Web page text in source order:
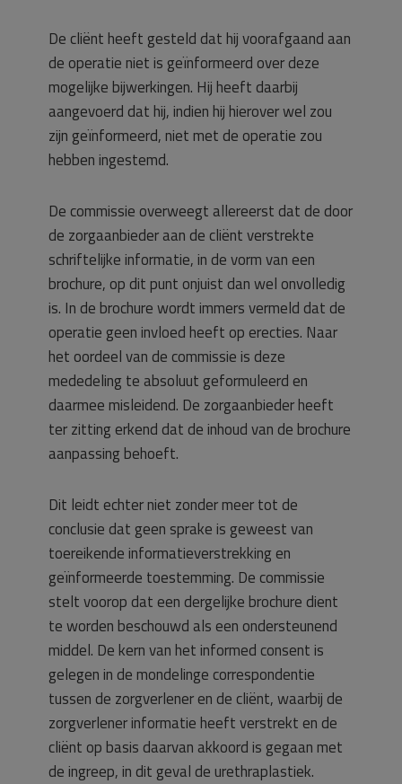
De cliënt heeft gesteld dat hij voorafgaand aan
de operatie niet is geïnformeerd over deze
mogelijke bijwerkingen. Hij heeft daarbij
aangevoerd dat hij, indien hij hierover wel zou
zijn geïnformeerd, niet met de operatie zou
hebben ingestemd.
De commissie overweegt allereerst dat de door
de zorgaanbieder aan de cliënt verstrekte
schriftelijke informatie, in de vorm van een
brochure, op dit punt onjuist dan wel onvolledig
is. In de brochure wordt immers vermeld dat de
operatie geen invloed heeft op erecties. Naar
het oordeel van de commissie is deze
mededeling te absoluut geformuleerd en
daarmee misleidend. De zorgaanbieder heeft
ter zitting erkend dat de inhoud van de brochure
aanpassing behoeft.
Dit leidt echter niet zonder meer tot de
conclusie dat geen sprake is geweest van
toereikende informatieverstrekking en
geïnformeerde toestemming. De commissie
stelt voorop dat een dergelijke brochure dient
te worden beschouwd als een ondersteunend
middel. De kern van het informed consent is
gelegen in de mondelinge correspondentie
tussen de zorgverlener en de cliënt, waarbij de
zorgverlener informatie heeft verstrekt en de
cliënt op basis daarvan akkoord is gegaan met
de ingreep, in dit geval de urethraplastiek.